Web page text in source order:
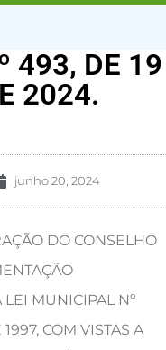
493, DE 19
2024.
junho 20, 2024
DO CONSELHO
LEI MUNICIPAL Nº
COM VISTAS A